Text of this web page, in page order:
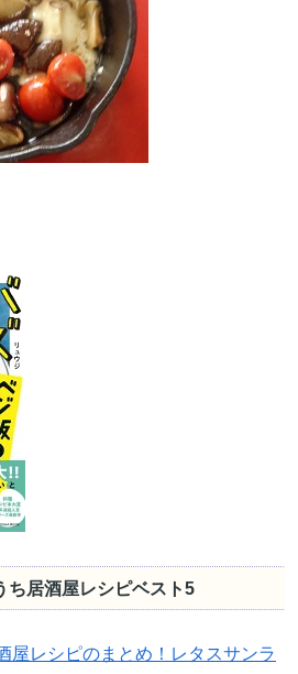
ち居酒屋レシピベスト5
屋レシピのまとめ！レタスサンラ